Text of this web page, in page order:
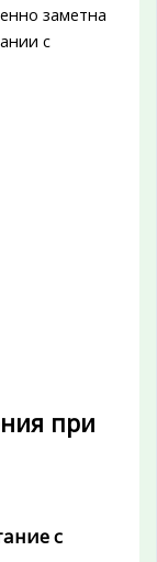
заметна
с
при
с